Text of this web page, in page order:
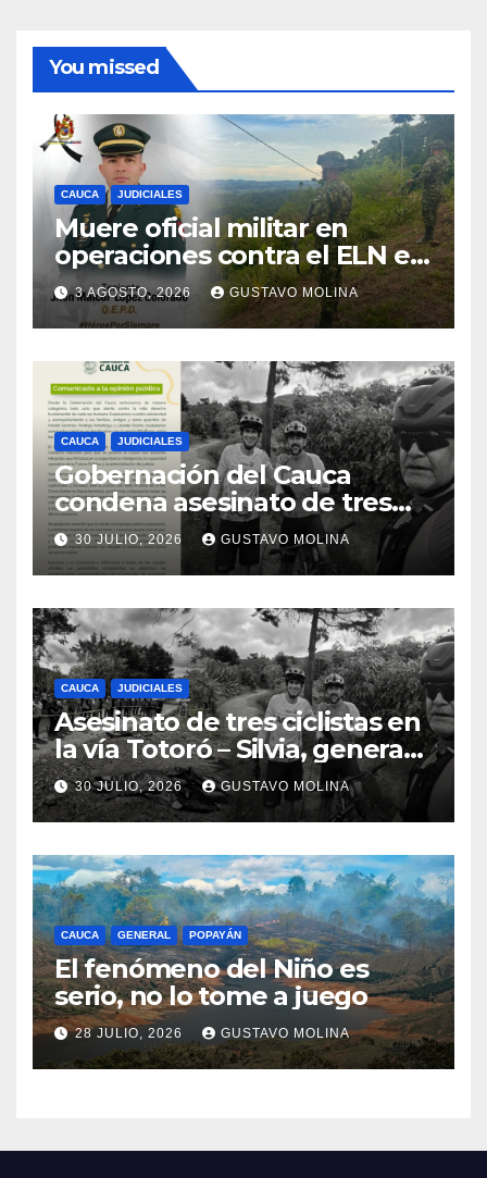
You missed
CAUCA JUDICIALES
Muere oficial militar en
operaciones contra el ELN en
el sur del Cauca
3 AGOSTO, 2026 GUSTAVO MOLINA
CAUCA JUDICIALES
Gobernación del Cauca
condena asesinato de tres
ciudadanos y exige medidas
urgentes al Gobierno
Nacional
30 JULIO, 2026 GUSTAVO MOLINA
CAUCA JUDICIALES
Asesinato de tres ciclistas en
la vía Totoró – Silvia, genera
consternación en el Cauca
30 JULIO, 2026 GUSTAVO MOLINA
CAUCA GENERAL POPAYÁN
El fenómeno del Niño es
serio, no lo tome a juego
28 JULIO, 2026 GUSTAVO MOLINA